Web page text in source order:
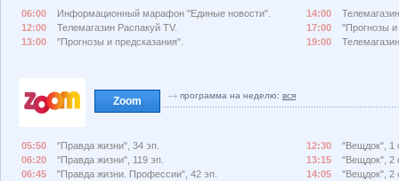
06:00
Информационный марафон "Единые новости".
12:00
Телемагазин Распакуй TV.
13:00
"Прогнозы и предсказания".
14:00
17:00
"Прогнозы и
19:00
Zoom программа на неделю: вся
05:50
"Правда жизни", 34 эп.
06:20
"Правда жизни", 119 эп.
06:45
"Правда жизни. Профессии", 42 эп.
12:30
"Вещдок", 1
13:15
"Вещдок", 2
14:05
"Вещдок", 2